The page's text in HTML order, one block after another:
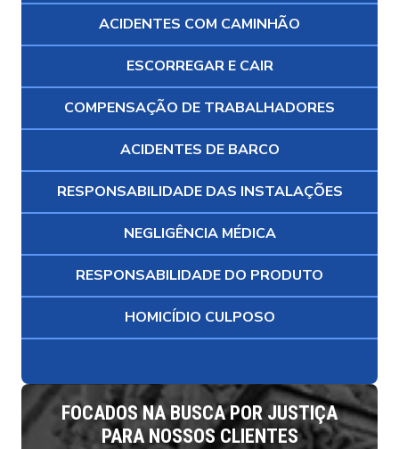
ACIDENTES COM CAMINHÃO
ESCORREGAR E CAIR
COMPENSAÇÃO DE TRABALHADORES
ACIDENTES DE BARCO
RESPONSABILIDADE DAS INSTALAÇÕES
NEGLIGÊNCIA MÉDICA
RESPONSABILIDADE DO PRODUTO
HOMICÍDIO CULPOSO
FOCADOS NA BUSCA POR JUSTIÇA
PARA NOSSOS CLIENTES